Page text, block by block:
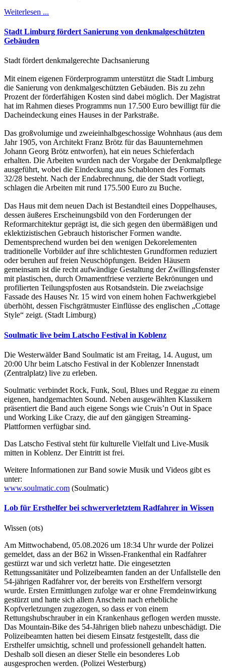
Weiterlesen ...
Stadt Limburg fördert Sanierung von denkmalgeschützten
Gebäuden
Stadt fördert denkmalgerechte Dachsanierung
Mit einem eigenen Förderprogramm unterstützt die Stadt Limburg
die Sanierung von denkmalgeschützten Gebäuden. Bis zu zehn
Prozent der förderfähigen Kosten sind dabei möglich. Der Magistrat
hat im Rahmen dieses Programms nun 17.500 Euro bewilligt für die
Dacheindeckung eines Hauses in der Parkstraße.
Das großvolumige und zweieinhalbgeschossige Wohnhaus (aus dem
Jahr 1905, von Architekt Franz Brötz für das Bauunternehmen
Johann Georg Brötz entworfen), hat ein neues Schieferdach
erhalten. Die Arbeiten wurden nach der Vorgabe der Denkmalpflege
ausgeführt, wobei die Eindeckung aus Schablonen des Formats
32/28 besteht. Nach der Endabrechnung, die der Stadt vorliegt,
schlagen die Arbeiten mit rund 175.500 Euro zu Buche.
Das Haus mit dem neuen Dach ist Bestandteil eines Doppelhauses,
dessen äußeres Erscheinungsbild von den Forderungen der
Reformarchitektur geprägt ist, die sich gegen den übermäßigen und
eklektizistischen Gebrauch historischer Formen wandte.
Dementsprechend wurden bei den wenigen Dekorelementen
traditionelle Vorbilder auf ihre schlichtesten Grundformen reduziert
oder beruhen auf freien Neuschöpfungen. Beiden Häusern
gemeinsam ist die recht aufwändige Gestaltung der Zwillingsfenster
mit plastischen, durch Ornamentfriese verzierte Bekrönungen und
profilierten Teilungspfosten aus Rotsandstein. Die zweiachsige
Fassade des Hauses Nr. 15 wird von einem hohen Fachwerkgiebel
überhöht, dessen Fischgrätmuster Einflüsse des englischen „Cottage
Style“ zeigt. (Stadt Limburg)
Soulmatic live beim Latscho Festival in Koblenz
Die Westerwälder Band Soulmatic ist am Freitag, 14. August, um
20:00 Uhr beim Latscho Festival in der Koblenzer Innenstadt
(Zentralplatz) live zu erleben.
Soulmatic verbindet Rock, Funk, Soul, Blues und Reggae zu einem
eigenen, handgemachten Sound. Neben ausgewählten Klassikern
präsentiert die Band auch eigene Songs wie Cruis’n Out in Space
und Working Like Crazy, die auf den gängigen Streaming-
Plattformen verfügbar sind.
Das Latscho Festival steht für kulturelle Vielfalt und Live-Musik
mitten in Koblenz. Der Eintritt ist frei.
Weitere Informationen zur Band sowie Musik und Videos gibt es
unter:
www.soulmatic.com (Soulmatic)
Lob für Ersthelfer bei schwerverletztem Radfahrer in Wissen
Wissen (ots)
Am Mittwochabend, 05.08.2026 um 18:34 Uhr wurde der Polizei
gemeldet, dass an der B62 in Wissen-Frankenthal ein Radfahrer
gestürzt war und sich verletzt hatte. Die eingesetzten
Rettungssanitäter und Polizeibeamten fanden an der Unfallstelle den
54-jährigen Radfahrer vor, der bereits von Ersthelfern versorgt
wurde. Ersten Ermittlungen zufolge war er ohne Fremdeinwirkung
gestürzt und hatte sich allem Anschein nach erhebliche
Kopfverletzungen zugezogen, so dass er von einem
Rettungshubschrauber in ein Krankenhaus geflogen werden musste.
Das Mountain-Bike des 54-Jährigen blieb nahezu unbeschädigt. Die
Polizeibeamten hatten bei diesem Einsatz festgestellt, dass die
Ersthelfer umsichtig, schnell und professionell gehandelt hatten.
Deshalb soll diesen an dieser Stelle ein besonderes Lob
ausgesprochen werden. (Polizei Westerburg)